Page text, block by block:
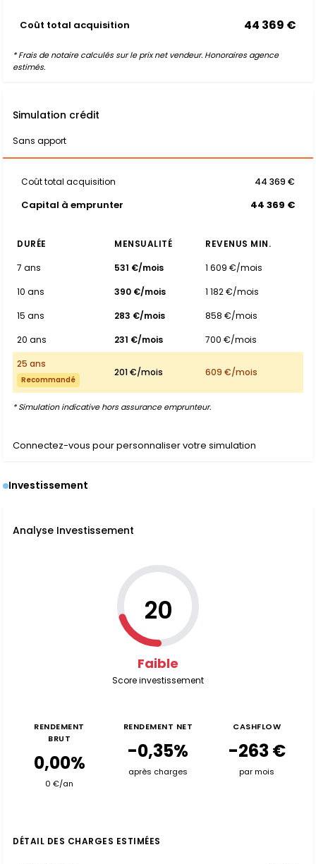
Coût total acquisition 44 369 €
* Frais de notaire calculés sur le prix net vendeur. Honoraires agence
estimés.
Simulation crédit
Sans apport
Coût total acquisition 44 369 €
Capital à emprunter 44 369 €
DURÉE MENSUALITÉ
REVENUS MIN.
7 ans
531 €/mois
1 609 €/mois
10 ans
390 €/mois
1 182 €/mois
15 ans
283 €/mois
858 €/mois
20 ans
231 €/mois
700 €/mois
25 ans
Recommandé
201 €/mois 609 €/mois
* Simulation indicative hors assurance emprunteur.
Connectez-vous pour personnaliser votre simulation
Investissement
Analyse Investissement
20
Faible
Score investissement
RENDEMENT
BRUT
0,00%
0 €/an
RENDEMENT NET
-0,35%
après charges
CASHFLOW
-263 €
par mois
DÉTAIL DES CHARGES ESTIMÉES